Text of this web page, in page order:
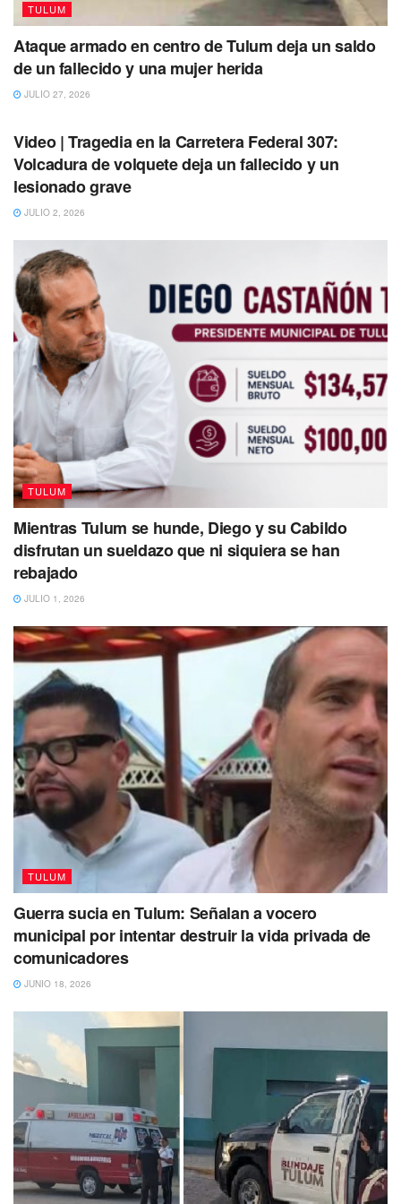
Te puede interesar Leer también
TULUM
Ataque armado en centro de Tulum deja un saldo
de un fallecido y una mujer herida
JULIO 27, 2026
Video | Tragedia en la Carretera Federal 307:
Volcadura de volquete deja un fallecido y un
lesionado grave
JULIO 2, 2026
TULUM
Mientras Tulum se hunde, Diego y su Cabildo
disfrutan un sueldazo que ni siquiera se han
rebajado
JULIO 1, 2026
TULUM
Guerra sucia en Tulum: Señalan a vocero
municipal por intentar destruir la vida privada de
comunicadores
JUNIO 18, 2026